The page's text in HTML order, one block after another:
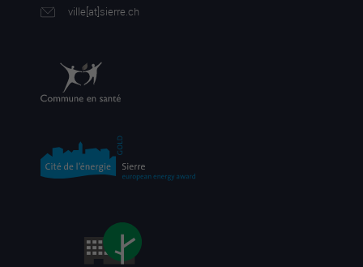
ville[at]sierre.ch